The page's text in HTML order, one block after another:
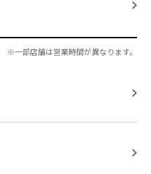
※一部店舗は営業時間が異なります。